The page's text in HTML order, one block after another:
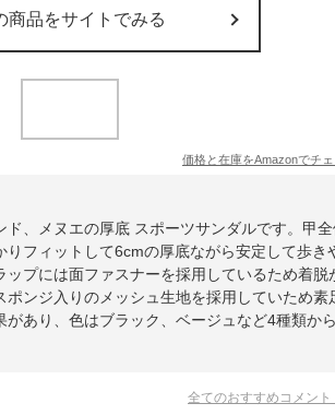
商品をサイトでみる
価格と在庫をAmazonでチェ
、メヌエの厚底 スポーツサンダルです。甲
フィットして6cmの厚底ながら安定して歩き
プには面ファスナーを採用しているため着脱
ンジ入りのメッシュ生地を採用していため素
あり、色はブラック、ベージュなど4種類か
全てのおすすめコメント